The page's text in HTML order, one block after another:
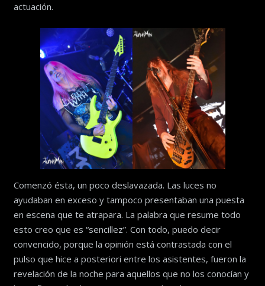
actuación.
Comenzó ésta, un poco deslavazada. Las luces no
ayudaban en exceso y tampoco presentaban una puesta
en escena que te atrapara. La palabra que resume todo
esto creo que es “sencillez”. Con todo, puedo decir
convencido, porque la opinión está contrastada con el
pulso que hice a posteriori entre los asistentes, fueron la
revelación de la noche para aquellos que no los conocían y